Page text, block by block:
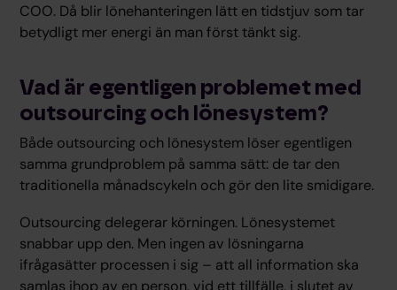
COO. Då blir lönehanteringen lätt en tidstjuv som tar
betydligt mer energi än man först tänkt sig.
Vad är egentligen problemet med
outsourcing och lönesystem?
Både outsourcing och lönesystem löser egentligen
samma grundproblem på samma sätt: de tar den
traditionella månadscykeln och gör den lite smidigare.
Outsourcing delegerar körningen. Lönesystemet
snabbar upp den. Men ingen av lösningarna
ifrågasätter processen i sig – att all information ska